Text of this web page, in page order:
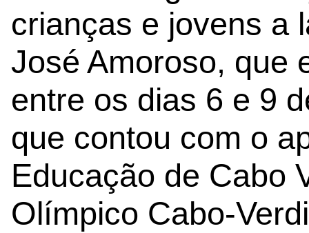
crianças e jovens a
José Amoroso, que
entre os dias 6 e 9
que contou com o
Educação de Cabo
Olímpico Cabo-